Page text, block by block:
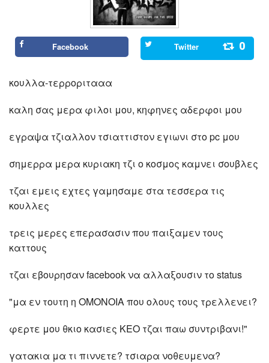
Facebook Twitter 0
κουλλα-τερροριτααα
καλη σας μερα φιλοι μου, κηφηνες αδερφοι μου
εγραψα τζιαλλον τσιαττιστον εγιωνι στο pc μου
σημερρα μερα κυριακη τζι ο κοσμος καμνει σουβλες
τζαι εμεις εχτες γαμησαμε στα τεσσερα τις
κουλλες
τρεις μερες επερασασιν που παιξαμεν τους
καττους
τζαι εβουρησαν facebook να αλλαξουσιν το status
"μα εν τουτη η ΟΜΟΝΟΙΑ που ολους τους τρελλενει?
φερτε μου θκιο κασιες ΚΕΟ τζαι παω συντριβανι!"
γατακια μα τι πιννετε? τσιαρα νοθευμενα?